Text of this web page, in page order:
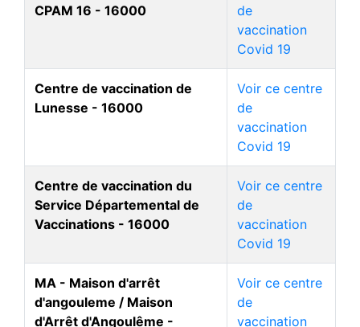
CPAM 16 - 16000
de
vaccination
Covid 19
Centre de vaccination de
Lunesse - 16000
Voir ce centre
de
vaccination
Covid 19
Centre de vaccination du
Service Départemental de
Vaccinations - 16000
Voir ce centre
de
vaccination
Covid 19
MA - Maison d'arrêt
d'angouleme / Maison
d'Arrêt d'Angoulême -
Voir ce centre
de
vaccination